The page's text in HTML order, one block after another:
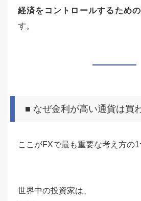
経済をコントロールするため
す。
■ なぜ金利が高い通貨は買
ここがFXで最も重要な考え方の1
世界中の投資家は、